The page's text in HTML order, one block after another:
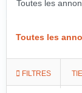
Toutes les
Toutes les
FILTRES